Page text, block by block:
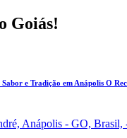
Goiás!
e Tradição em Anápolis O
Anápolis - GO,